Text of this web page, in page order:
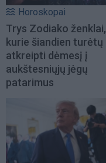
Horoskopai
Trys Zodiako ženklai,
kurie šiandien turėtų
atkreipti dėmesį į
aukštesniųjų jėgų
patarimus